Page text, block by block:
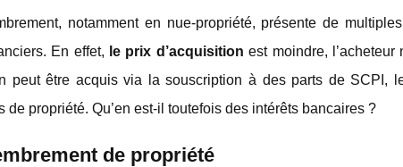
notamment en nue-propriété, présente de
En effet, le prix d’acquisition est moindre, l’acheteur
peut être acquis via la souscription à des parts de SCPI,
de propriété. Qu’en est-il toutefois des intérêts bancaires ?
de propriété